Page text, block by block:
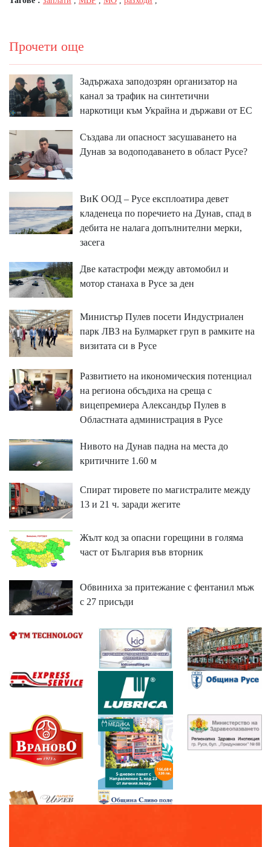
Прочети още
Задържаха заподозрян организатор на
канал за трафик на синтетични
наркотици към Украйна и държави от ЕС
Създава ли опасност засушаването на
Дунав за водоподаването в област Русе?
ВиК ООД – Русе експлоатира девет
кладенеца по поречието на Дунав, спад в
дебита не налага допълнителни мерки,
засега
Две катастрофи между автомобил и
мотор станаха в Русе за ден
Министър Пулев посети Индустриален
парк ЛВЗ на Булмаркет груп в рамките на
визитата си в Русе
Развитието на икономическия потенциал
на региона обсъдиха на среща с
вицепремиера Александър Пулев в
Областната администрация в Русе
Нивото на Дунав падна на места до
критичните 1.60 м
Спират тировете по магистралите между
13 и 21 ч. заради жегите
Жълт код за опасни горещини в голяма
част от България във вторник
Обвиниха за притежание с фентанил мъж
с 27 присъди